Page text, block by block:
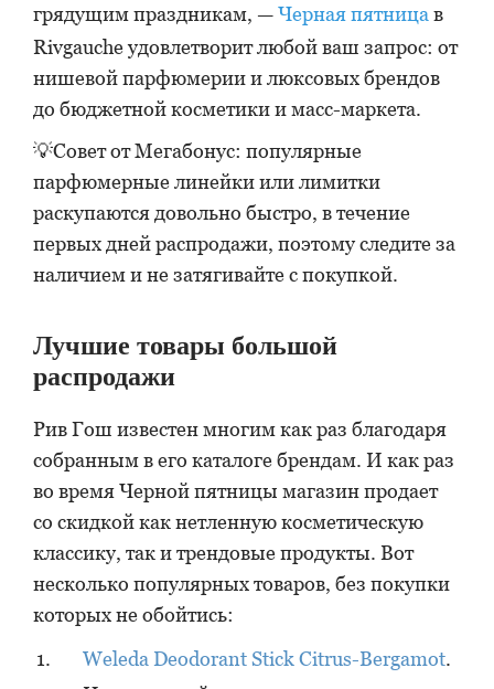
грядущим праздникам, —Черная пятница в
Rivgauche удовлетворит любой ваш запрос: от
нишевой парфюмерии и люксовых брендов
до бюджетной косметики и масс-маркета.
💡Совет от Мегабонус: популярные
парфюмерные линейки или лимитки
раскупаются довольно быстро, в течение
первых дней распродажи, поэтому следите за
наличием и не затягивайте с покупкой.
Лучшие товары большой
распродажи
Рив Гош известен многим как раз благодаря
собранным в его каталоге брендам. И как раз
во время Черной пятницы магазин продает
со скидкой как нетленную косметическую
классику, так и трендовые продукты. Вот
несколько популярных товаров, без покупки
которых не обойтись:
Weleda Deodorant Stick Citrus-Bergamot.